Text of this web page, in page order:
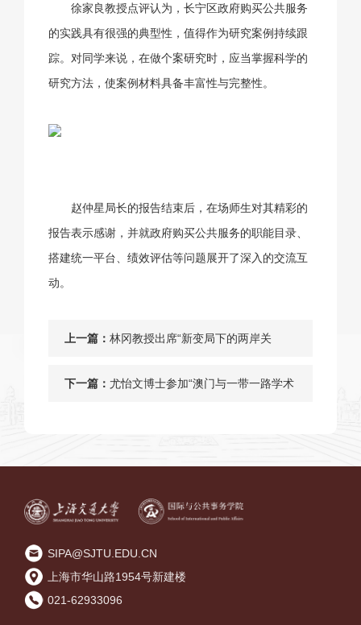
徐家良教授点评认为，长宁区政府购买公共服务
的实践具有很强的典型性，值得作为研究案例持续跟
踪。对同学来说，在做个案研究时，应当掌握科学的
研究方法，使案例材料具备丰富性与完整性。
赵仲星局长的报告结束后，在场师生对其精彩的
报告表示感谢，并就政府购买公共服务的职能目录、
搭建统一平台、绩效评估等问题展开了深入的交流互
动。
上一篇： 林冈教授出席“新变局下的两岸关
系”研讨会并发表演讲
下一篇： 尤怡文博士参加“澳门与一带一路学术
SIPA@SJTU.EDU.CN
上海市华山路1954号新建楼
021-62933096